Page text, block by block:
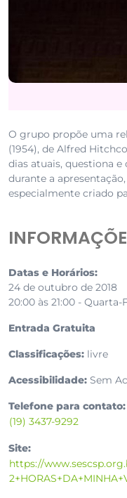
O grupo propõe uma
(1954), de Alfred
dias atuais, questiona
durante a
especialmente criado
Datas e Horários:
24 de outubro de 2018
20:00 às 21:00 - Quarta-
Entrada Gratuita
Classificações: livre
Acessibilidade: Sem
Telefone para contato:
(19) 3437-9292
Site:
https://